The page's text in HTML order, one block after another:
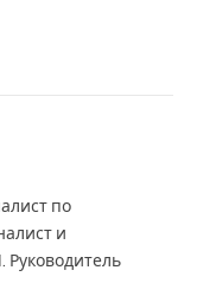
по
и